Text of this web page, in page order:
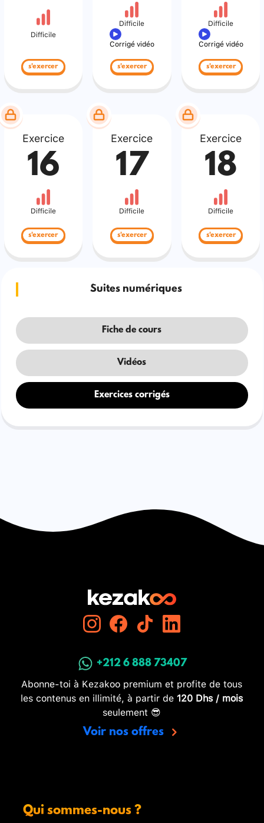
Difficile
s'exercer
Difficile
Corrigé vidéo
s'exercer
Difficile
Corrigé vidéo
s'exercer
Exercice
16
Difficile
s'exercer
Exercice
17
Difficile
s'exercer
Exercice
18
Difficile
s'exercer
Suites numériques
Fiche de cours
Vidéos
Exercices corrigés
+212 6 888 73407
Abonne-toi à Kezakoo premium et profite de tous
les contenus en illimité, à partir de 120 Dhs / mois
seulement 😎
Voir nos offres
Qui sommes-nous ?